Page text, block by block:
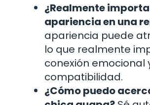
¿Realmente
apariencia en una
apariencia puede
lo que realmente
conexión emocional
compatibilidad.
¿Cómo puedo